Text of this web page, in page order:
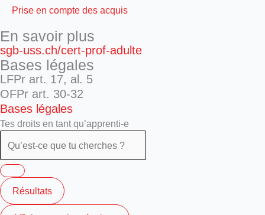
Prise en compte des acquis
En savoir plus
sgb-uss.ch/cert-prof-adulte
Bases légales
LFPr art. 17, al. 5
OFPr art. 30-32
Bases légales
Tes droits en tant qu’apprenti-e
Résultats